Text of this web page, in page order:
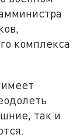
комплекса
так и